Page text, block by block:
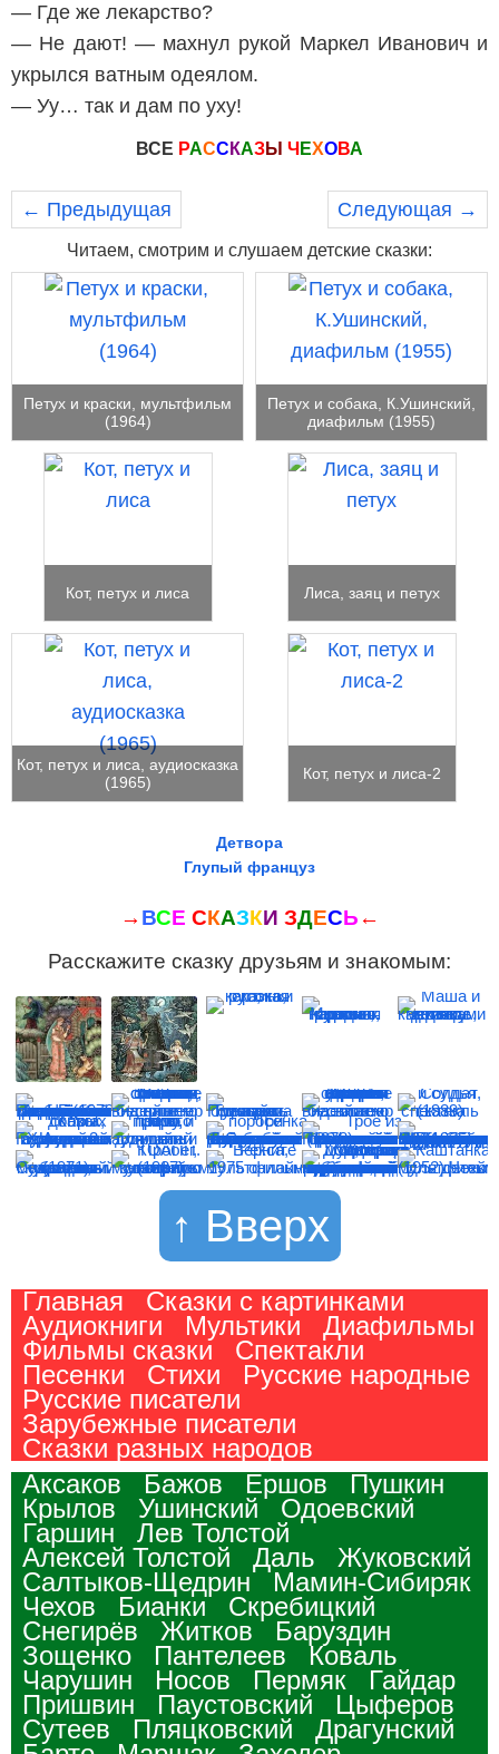
— Где же лекарство?
— Не дают! — махнул рукой Маркел Иванович и
укрылся ватным одеялом.
— Уу… так и дам по уху!
ВСЕ РАСС КАЗЫ Ч ЕХОВА
← Предыдущая Следующая →
Читаем, смотрим и слушаем детские сказки:
Петух и краски, мультфильм
(1964)
Петух и собака, К.Ушинский,
диафильм (1955)
Кот, петух и лиса Лиса, заяц и петух
Кот, петух и лиса, аудиосказка
(1965)
Кот, петух и лиса-2
Детвора
Глупый француз
→ ВСЕ СКАЗКИ ЗДЕСЬ ←
Расскажите сказку друзьям и знакомым:
↑ Вверх
Главная
Сказки с картинками
Аудиокниги
Мультики
Диафильмы
Фильмы сказки
Спектакли
Песенки
Стихи
Русские народные
Русские писатели
Зарубежные писатели
Сказки разных народов
Аксаков
Бажов Ершов
Пушкин
Крылов
Ушинский
Одоевский
Гаршин
Лев Толстой
Алексей Толстой
Даль
Жуковский
Салтыков-Щедрин
Мамин-Сибиряк
Чехов
Бианки
Скребицкий
Снегирёв
Житков
Баруздин
Зощенко
Пантелеев
Коваль
Чарушин
Носов Пермяк
Гайдар
Пришвин
Паустовский
Цыферов
Сутеев
Пляцковский
Драгунский